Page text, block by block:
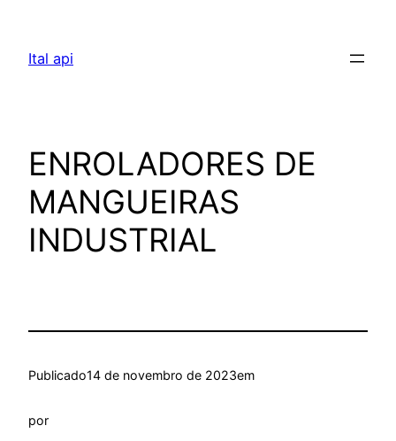
Ital api
ENROLADORES DE
MANGUEIRAS
INDUSTRIAL
Publicado14 de novembro de 2023em
por